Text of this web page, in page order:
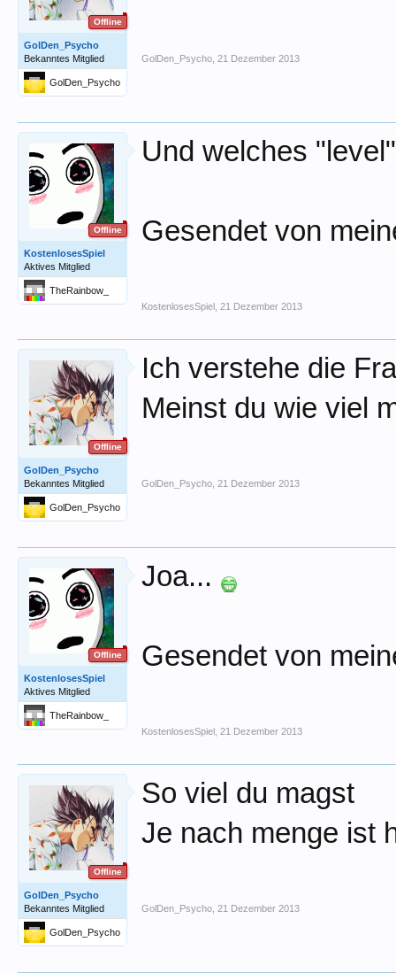
Offline
GolDen_Psycho
Bekanntes Mitglied
GolDen_Psycho
GolDen_Psycho 21 Dezember 2013
Offline
KostenlosesSpiel
Aktives Mitglied
TheRainbow_
Und welches
Gesendet von
KostenlosesSpiel 21 Dezember 2013
Offline
GolDen_Psycho
Bekanntes Mitglied
GolDen_Psycho
Ich verstehe die
Meinst du wie viel
GolDen_Psycho 21 Dezember 2013
Offline
KostenlosesSpiel
Aktives Mitglied
TheRainbow_
Joa...
Gesendet von
KostenlosesSpiel 21 Dezember 2013
Offline
GolDen_Psycho
Bekanntes Mitglied
GolDen_Psycho
So viel du magst
Je nach menge ist
GolDen_Psycho 21 Dezember 2013